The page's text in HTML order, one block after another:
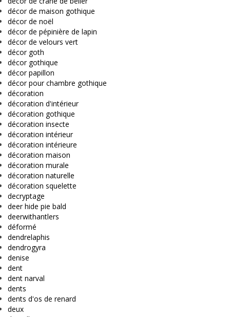
décor de maison gothique
décor de noël
décor de pépinière de lapin
décor de velours vert
décor goth
décor gothique
décor papillon
décor pour chambre gothique
décoration
décoration d'intérieur
décoration gothique
décoration insecte
décoration intérieur
décoration intérieure
décoration maison
décoration murale
décoration naturelle
décoration squelette
decryptage
deer hide pie bald
deerwithantlers
déformé
dendrelaphis
dendrogyra
denise
dent
dent narval
dents
dents d'os de renard
deux